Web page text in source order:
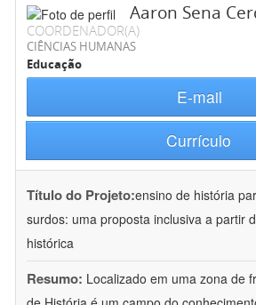
Aaron Sena
COORDENADOR(A)
CIÊNCIAS HUMANAS
Educação
E-mail
Currículo
Título do Projeto:ensino de história
surdos: uma proposta inclusiva a partir
histórica
Resumo: Localizado em uma zona de